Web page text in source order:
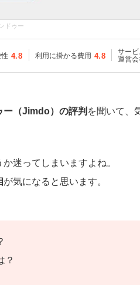
ドゥー
4.8 利用に掛かる費用 4.8
サー
運営
ー（Jimdo）の評判 を聞いて、
迷ってしまいますよね。
が気になると思います。
？